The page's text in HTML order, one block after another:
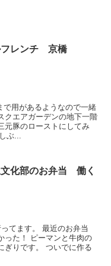
フレンチ 京橋
用があるようなので一緒
クエアガーデンの地下一階
豚のローストにしてみ
ぶ...
化部のお弁当 働く
てます。 最近のお弁当
った！ ピーマンと牛肉の
ぎりです。 ついでに作る